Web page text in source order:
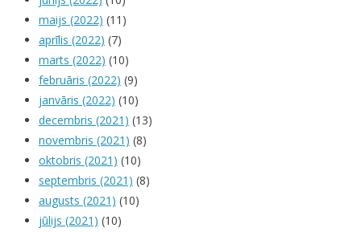
maijs (2022) (11)
aprīlis (2022) (7)
marts (2022) (10)
februāris (2022) (9)
janvāris (2022) (10)
decembris (2021) (13)
novembris (2021) (8)
oktobris (2021) (10)
septembris (2021) (8)
augusts (2021) (10)
jūlijs (2021) (10)